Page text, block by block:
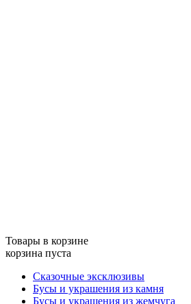
Товары в корзине
корзина пуста
Сказочные эксклюзивы
Бусы и украшения из камня
Бусы и украшения из жемчуга